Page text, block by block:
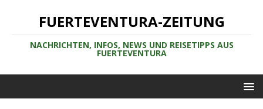
FUERTEVENTURA-ZEITUNG
NACHRICHTEN, INFOS, NEWS UND REISETIPPS AUS
FUERTEVENTURA